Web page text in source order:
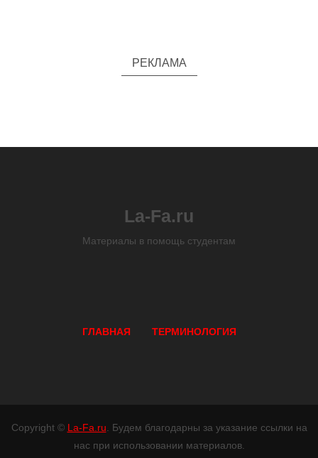
РЕКЛАМА
La-Fa.ru
Материалы в помощь студентам
ГЛАВНАЯ ТЕРМИНОЛОГИЯ
Copyright © La-Fa.ru . Будем благодарны за указание ссылки на
нас при использовании материалов.